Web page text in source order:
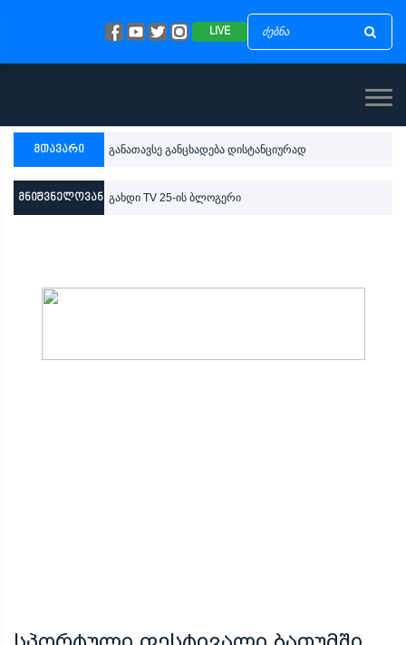
LIVE
მთავარი განათავსე განცხადება დისტანციურად
მნიშვნელოვანიგახდი TV 25-ის ბლოგერი